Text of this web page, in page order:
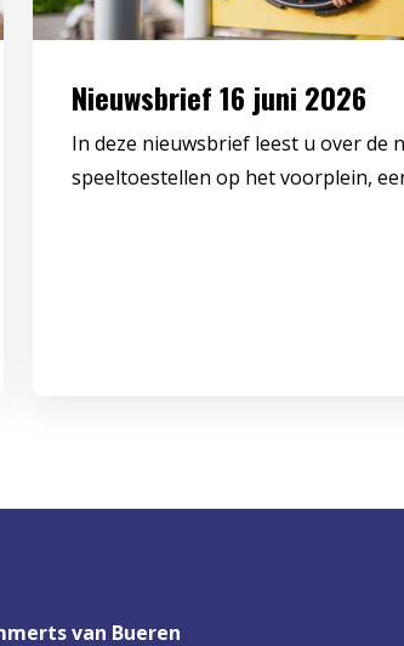
Nieuwsbrief 16 juni 2026
In deze nieuwsbrief leest u over de
speeltoestellen op het voorplein,
van Bueren